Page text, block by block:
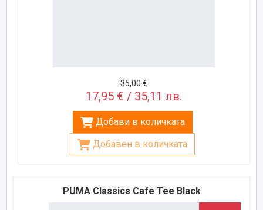
35,00 €
17,95 € / 35,11 лв.
Добави в количката
Добавен в количката
PUMA Classics Cafe Tee Black